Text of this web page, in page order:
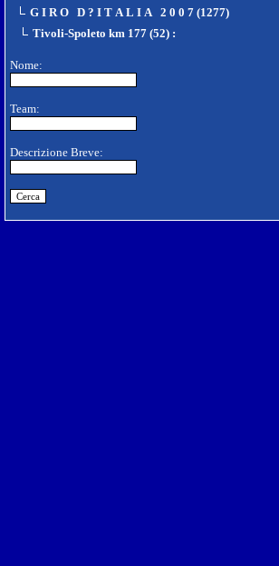
G I R O D ? I T A L I A 2 0 0 7 (1277)
Tivoli-Spoleto km 177 (52) :
Nome:
Team:
Descrizione Breve: